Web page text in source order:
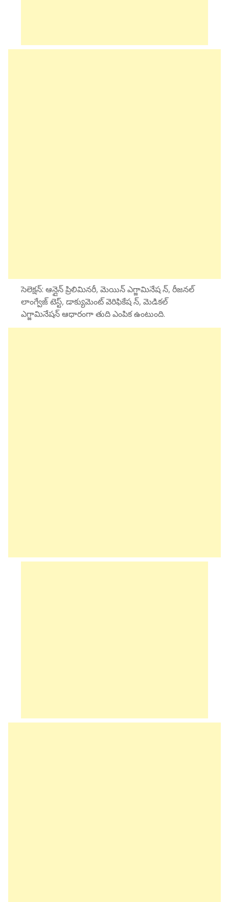
సెలెక్షన్: ఆన్లైన్ ప్రిలిమినరీ, మెయిన్ ఎగ్జామినేష న్, రీజనల్
లాంగ్వేజ్ టెస్ట్, డాక్యుమెంట్ వెరిఫికేష న్, మెడికల్
ఎగ్జామినేషన్ ఆధారంగా తుది ఎంపిక ఉంటుంది.